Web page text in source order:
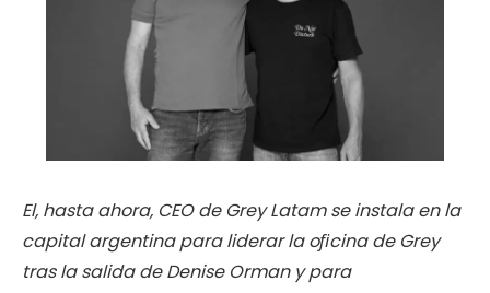
El, hasta ahora, CEO de Grey Latam se instala en la
capital argentina para liderar la oﬁcina de Grey
tras la salida de Denise Orman y para